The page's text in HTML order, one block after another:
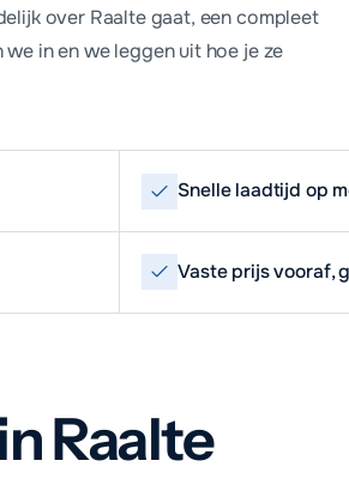
over Raalte gaat, een compleet
in en we leggen uit hoe je ze
Snelle laadtijd op
Vaste prijs vooraf,
Raalte